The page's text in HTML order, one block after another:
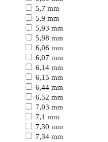
5,7 mm
5,9 mm
5,93 mm
5,98 mm
6,06 mm
6,07 mm
6,14 mm
6,15 mm
6,44 mm
6,52 mm
7,03 mm
7,1 mm
7,30 mm
7,34 mm